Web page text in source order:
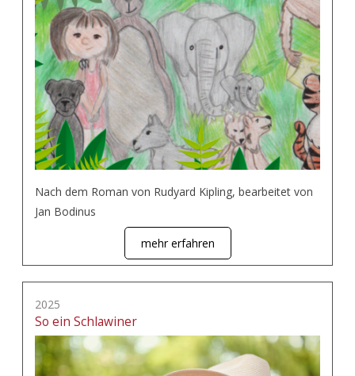
Nach dem Roman von Rudyard Kipling, bearbeitet von
Jan Bodinus
mehr erfahren
2025
So ein Schlawiner